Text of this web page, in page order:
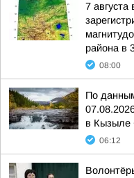
7
района в
08:00
По
в Кызыле
06:12